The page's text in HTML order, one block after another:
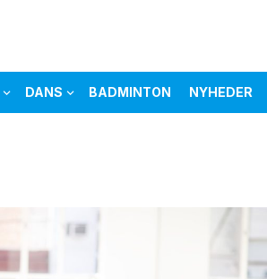
DANS BADMINTON NYHEDER